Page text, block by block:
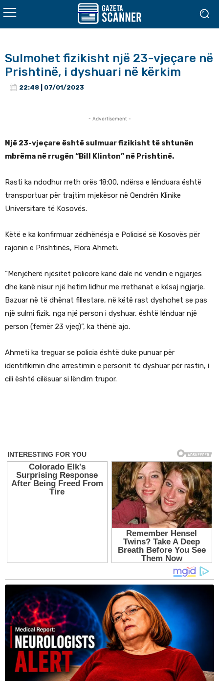
Sulmohet fizikisht një 23-vjeçare në
Prishtinë, i dyshuari në kërkim
22:48 | 07/01/2023
- Advertisement -
Një 23-vjeçare është sulmuar fizikisht të shtunën
mbrëma në rrugën “Bill Klinton” në Prishtinë.
Rasti ka ndodhur rreth orës 18:00, ndërsa e lënduara është
transportuar për trajtim mjekësor në Qendrën Klinike
Universitare të Kosovës.
Këtë e ka konfirmuar zëdhënësja e Policisë së Kosovës për
rajonin e Prishtinës, Flora Ahmeti.
“Menjëherë njësitet policore kanë dalë në vendin e ngjarjes
dhe kanë nisur një hetim lidhur me rrethanat e kësaj ngjarje.
Bazuar në të dhënat fillestare, në këtë rast dyshohet se pas
një sulmi fizik, nga një person i dyshuar, është lënduar një
person (femër 23 vjeç)”, ka thënë ajo.
Ahmeti ka treguar se policia është duke punuar për
identifikimin dhe arrestimin e personit të dyshuar për rastin, i
cili është cilësuar si lëndim trupor.